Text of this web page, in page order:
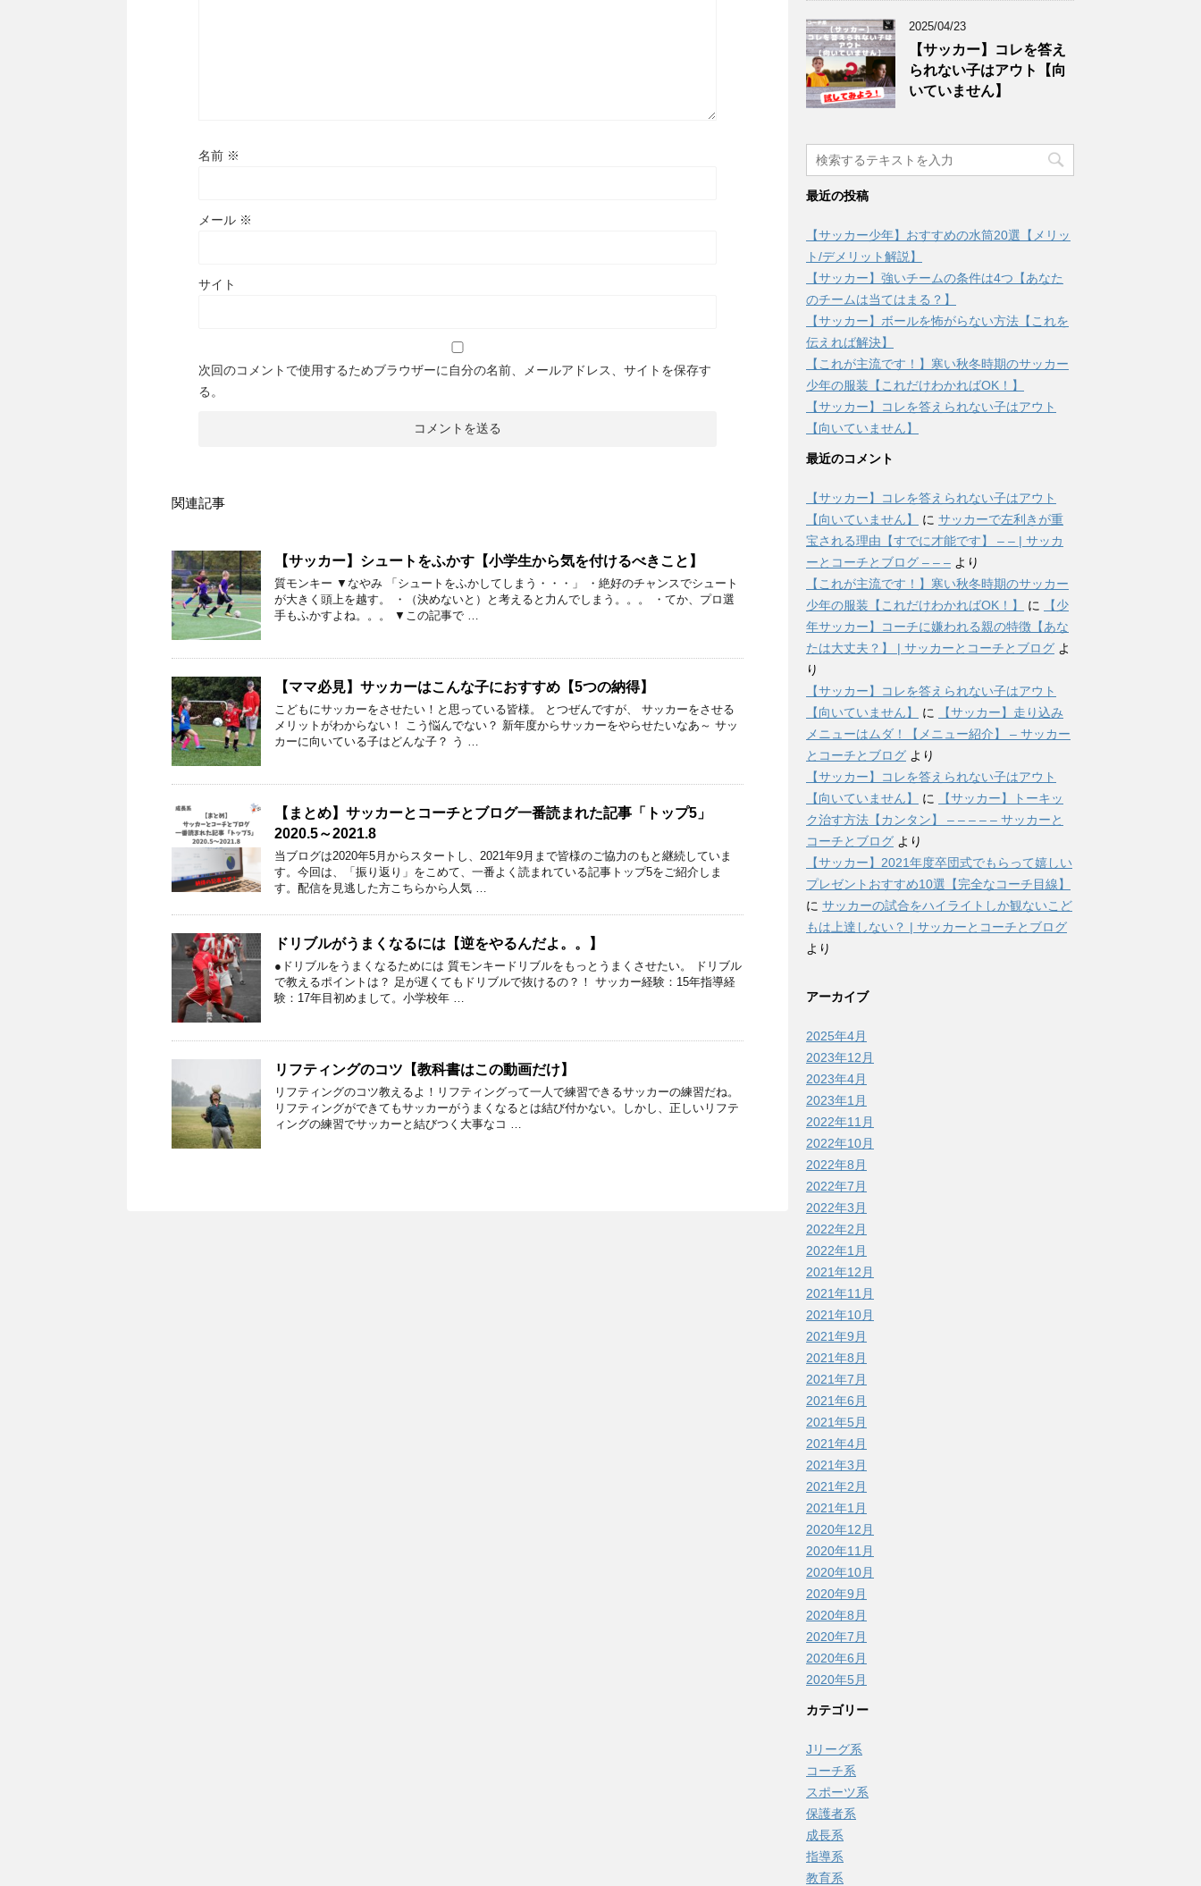
名前 ※
メール ※
サイト
次回のコメントで使用するためブラウザーに自分の名前、メールアドレス、サイトを保存す
る。
関連記事
【サッカー】シュートをふかす【小学生から気を付けるべきこと】
質モンキー ▼なやみ 「シュートをふかしてしまう・・・」 ・絶好のチャンスでシュート
が大きく頭上を越す。 ・（決めないと）と考えると力んでしまう。。。 ・てか、プロ選
手もふかすよね。。。 ▼この記事で …
【ママ必見】サッカーはこんな子におすすめ【5つの納得】
こどもにサッカーをさせたい！と思っている皆様。 とつぜんですが、 サッカーをさせる
メリットがわからない！ こう悩んでない？ 新年度からサッカーをやらせたいなあ～ サッ
カーに向いている子はどんな子？ う …
【まとめ】サッカーとコーチとブログ一番読まれた記事「トップ5」
2020.5～2021.8
当ブログは2020年5月からスタートし、2021年9月まで皆様のご協力のもと継続していま
す。今回は、「振り返り」をこめて、一番よく読まれている記事トップ5をご紹介しま
す。配信を見逃した方こちらから人気 …
ドリブルがうまくなるには【逆をやるんだよ。。】
●ドリブルをうまくなるためには 質モンキードリブルをもっとうまくさせたい。 ドリブル
で教えるポイントは？ 足が遅くてもドリブルで抜けるの？！ サッカー経験：15年指導経
験：17年目初めまして。小学校年 …
リフティングのコツ【教科書はこの動画だけ】
リフティングのコツ教えるよ！リフティングって一人で練習できるサッカーの練習だね。
リフティングができてもサッカーがうまくなるとは結び付かない。しかし、正しいリフテ
ィングの練習でサッカーと結びつく大事なコ …
2025/04/23
【サッカー】コレを答え
られない子はアウト【向
いていません】
最近の投稿
【サッカー少年】おすすめの水筒20選【メリッ
ト/デメリット解説】
【サッカー】強いチームの条件は4つ【あなた
のチームは当てはまる？】
【サッカー】ボールを怖がらない方法【これを
伝えれば解決】
【これが主流です！】寒い秋冬時期のサッカー
少年の服装【これだけわかればOK！】
【サッカー】コレを答えられない子はアウト
【向いていません】
最近のコメント
【サッカー】コレを答えられない子はアウト
【向いていません】
に サッカーで左利きが重
宝される理由【すでに才能です】 – – | サッカ
ーとコーチとブログ – – – より
【これが主流です！】寒い秋冬時期のサッカー
少年の服装【これだけわかればOK！】
に
【少
年サッカー】コーチに嫌われる親の特徴【あな
たは大丈夫？】 | サッカーとコーチとブログ よ
り
【サッカー】コレを答えられない子はアウト
【向いていません】
に
【サッカー】走り込み
メニューはムダ！【メニュー紹介】 – サッカー
とコーチとブログ より
【サッカー】コレを答えられない子はアウト
【向いていません】
に
【サッカー】トーキッ
ク治す方法【カンタン】 – – – – – サッカーと
コーチとブログ より
【サッカー】2021年度卒団式でもらって嬉しい
プレゼントおすすめ10選【完全なコーチ目線】
に サッカーの試合をハイライトしか観ないこど
もは上達しない？ | サッカーとコーチとブログ
より
アーカイブ
2025年4月
2023年12月
2023年4月
2023年1月
2022年11月
2022年10月
2022年8月
2022年7月
2022年3月
2022年2月
2022年1月
2021年12月
2021年11月
2021年10月
2021年9月
2021年8月
2021年7月
2021年6月
2021年5月
2021年4月
2021年3月
2021年2月
2021年1月
2020年12月
2020年11月
2020年10月
2020年9月
2020年8月
2020年7月
2020年6月
2020年5月
カテゴリー
Jリーグ系
コーチ系
スポーツ系
保護者系
成長系
指導系
教育系